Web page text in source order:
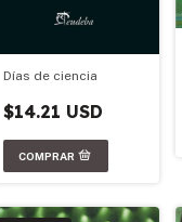
Días de ciencia
$14.21 USD